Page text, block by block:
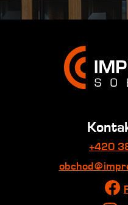
+420